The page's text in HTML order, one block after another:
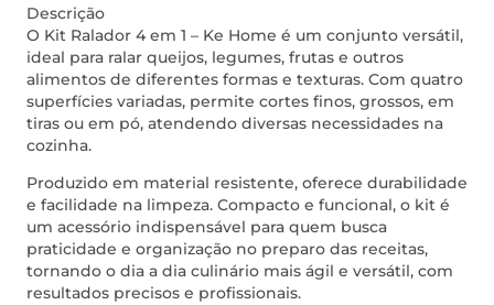
Descrição
O Kit Ralador 4 em 1 – Ke Home é um conjunto versátil,
ideal para ralar queijos, legumes, frutas e outros
alimentos de diferentes formas e texturas. Com quatro
superfícies variadas, permite cortes finos, grossos, em
tiras ou em pó, atendendo diversas necessidades na
cozinha.
Produzido em material resistente, oferece durabilidade
e facilidade na limpeza. Compacto e funcional, o kit é
um acessório indispensável para quem busca
praticidade e organização no preparo das receitas,
tornando o dia a dia culinário mais ágil e versátil, com
resultados precisos e profissionais.